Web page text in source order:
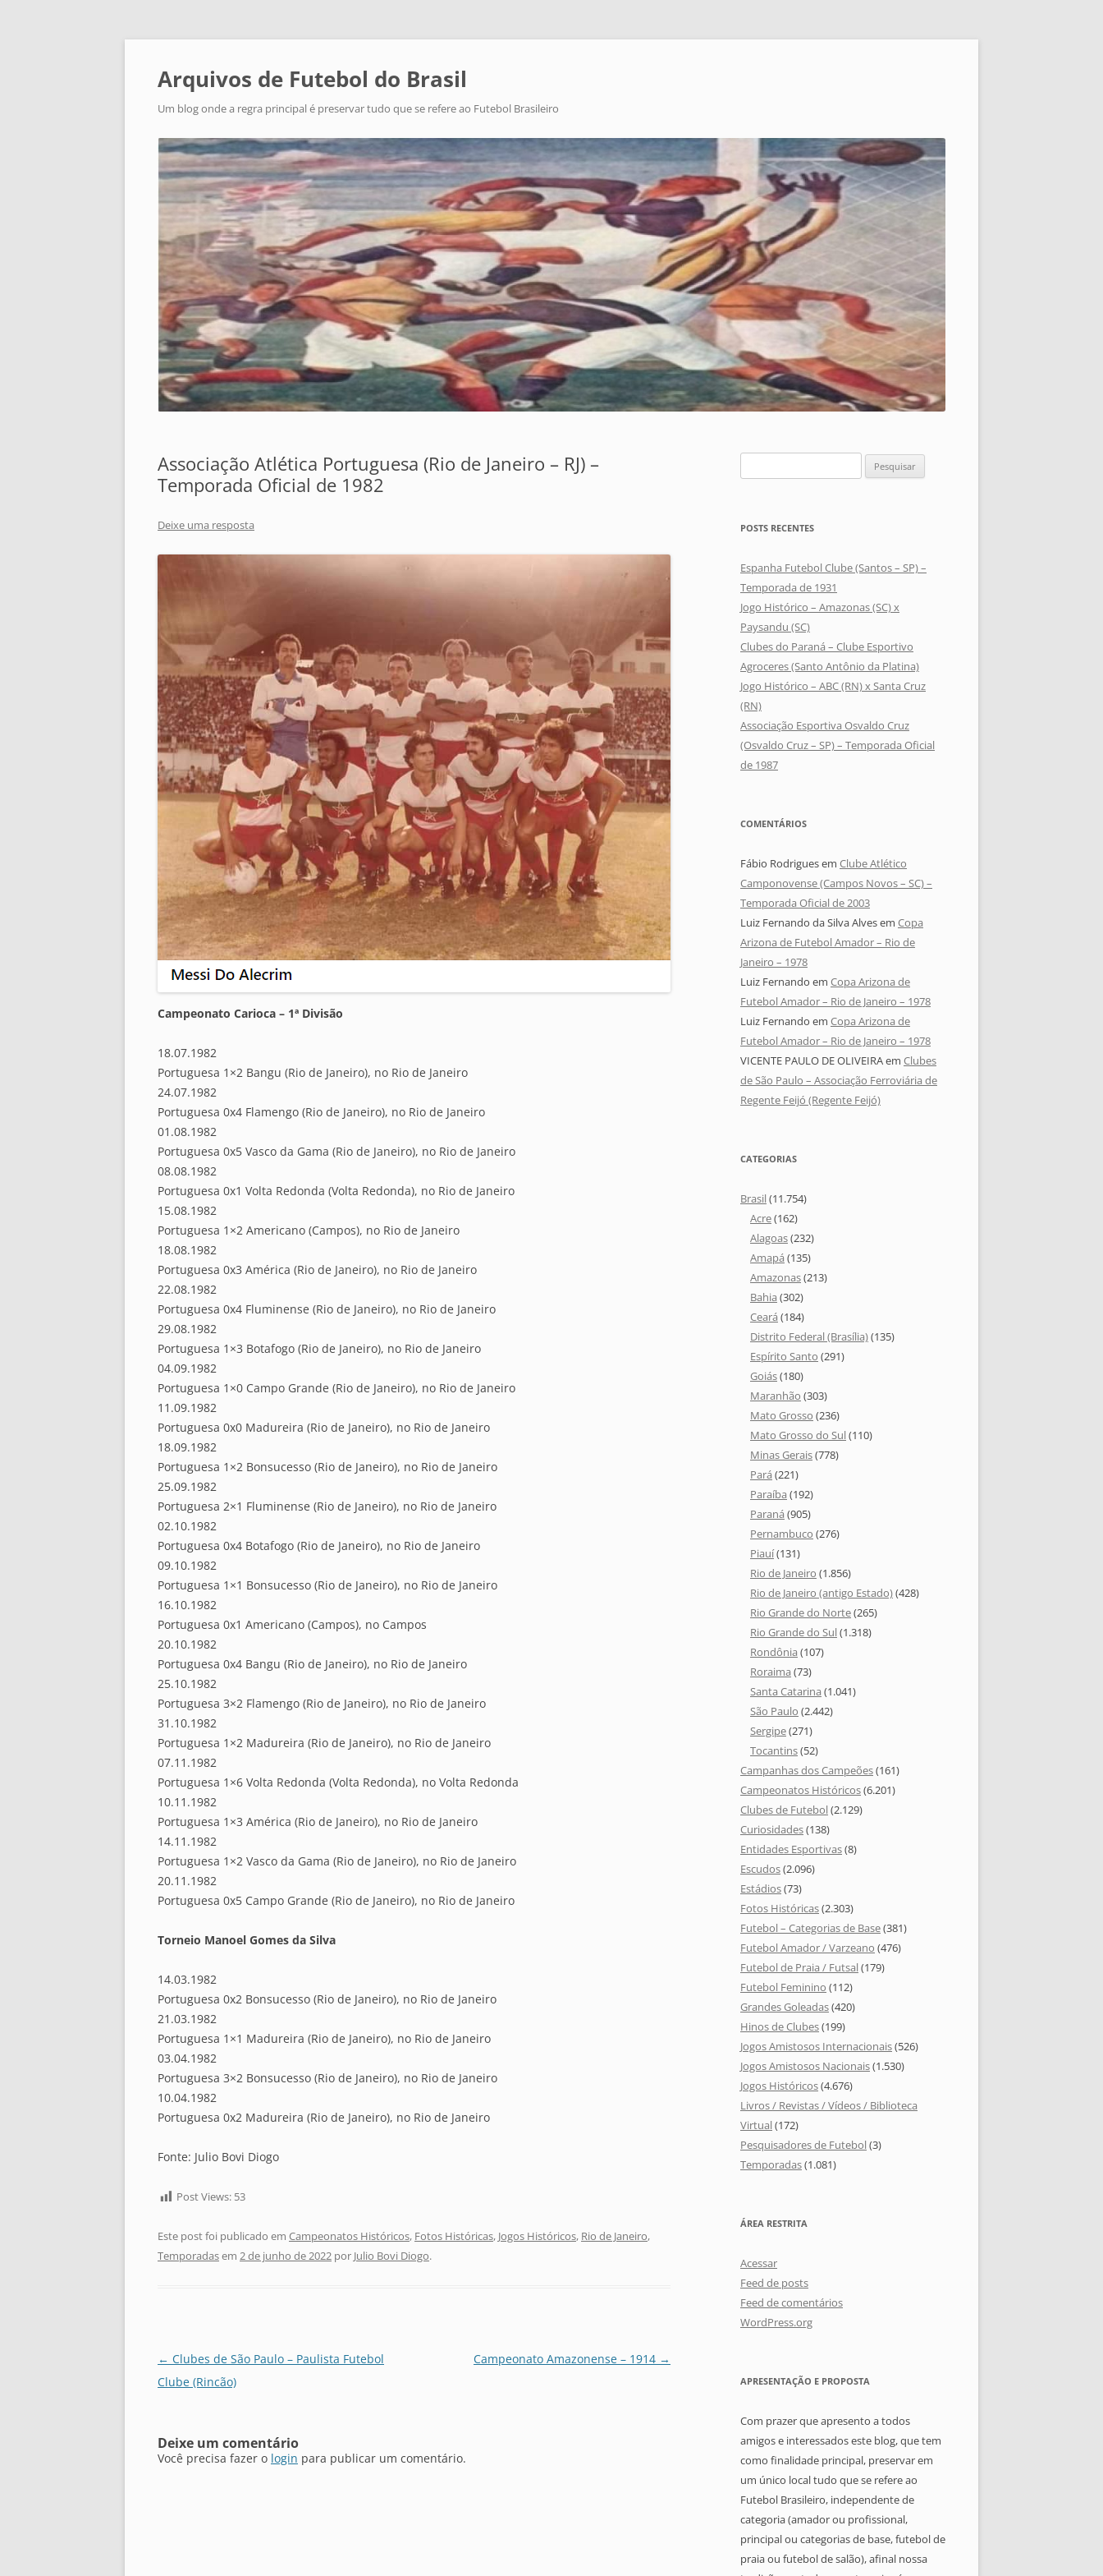
Arquivos de Futebol do Brasil
Um blog onde a regra principal é preservar tudo que se refere ao Futebol Brasileiro
Associação Atlética Portuguesa (Rio de Janeiro – RJ) –
Temporada Oficial de 1982
Deixe uma resposta
Campeonato Carioca – 1ª Divisão
18.07.1982
Portuguesa 1×2 Bangu (Rio de Janeiro), no Rio de Janeiro
24.07.1982
Portuguesa 0x4 Flamengo (Rio de Janeiro), no Rio de Janeiro
01.08.1982
Portuguesa 0x5 Vasco da Gama (Rio de Janeiro), no Rio de Janeiro
08.08.1982
Portuguesa 0x1 Volta Redonda (Volta Redonda), no Rio de Janeiro
15.08.1982
Portuguesa 1×2 Americano (Campos), no Rio de Janeiro
18.08.1982
Portuguesa 0x3 América (Rio de Janeiro), no Rio de Janeiro
22.08.1982
Portuguesa 0x4 Fluminense (Rio de Janeiro), no Rio de Janeiro
29.08.1982
Portuguesa 1×3 Botafogo (Rio de Janeiro), no Rio de Janeiro
04.09.1982
Portuguesa 1×0 Campo Grande (Rio de Janeiro), no Rio de Janeiro
11.09.1982
Portuguesa 0x0 Madureira (Rio de Janeiro), no Rio de Janeiro
18.09.1982
Portuguesa 1×2 Bonsucesso (Rio de Janeiro), no Rio de Janeiro
25.09.1982
Portuguesa 2×1 Fluminense (Rio de Janeiro), no Rio de Janeiro
02.10.1982
Portuguesa 0x4 Botafogo (Rio de Janeiro), no Rio de Janeiro
09.10.1982
Portuguesa 1×1 Bonsucesso (Rio de Janeiro), no Rio de Janeiro
16.10.1982
Portuguesa 0x1 Americano (Campos), no Campos
20.10.1982
Portuguesa 0x4 Bangu (Rio de Janeiro), no Rio de Janeiro
25.10.1982
Portuguesa 3×2 Flamengo (Rio de Janeiro), no Rio de Janeiro
31.10.1982
Portuguesa 1×2 Madureira (Rio de Janeiro), no Rio de Janeiro
07.11.1982
Portuguesa 1×6 Volta Redonda (Volta Redonda), no Volta Redonda
10.11.1982
Portuguesa 1×3 América (Rio de Janeiro), no Rio de Janeiro
14.11.1982
Portuguesa 1×2 Vasco da Gama (Rio de Janeiro), no Rio de Janeiro
20.11.1982
Portuguesa 0x5 Campo Grande (Rio de Janeiro), no Rio de Janeiro
Torneio Manoel Gomes da Silva
14.03.1982
Portuguesa 0x2 Bonsucesso (Rio de Janeiro), no Rio de Janeiro
21.03.1982
Portuguesa 1×1 Madureira (Rio de Janeiro), no Rio de Janeiro
03.04.1982
Portuguesa 3×2 Bonsucesso (Rio de Janeiro), no Rio de Janeiro
10.04.1982
Portuguesa 0x2 Madureira (Rio de Janeiro), no Rio de Janeiro
Fonte: Julio Bovi Diogo
Post Views: 53
Este post foi publicado em Campeonatos Históricos, Fotos Históricas, Jogos Históricos, Rio de Janeiro,
Temporadasem 2 de junho de 2022 por Julio Bovi Diogo.
Navegação
de
← Clubes de São Paulo – Paulista Futebol
Clube (Rincão)
Campeonato Amazonense – 1914 →
Deixe um comentário
Você precisa fazer o login para publicar um comentário.
por:
POSTS RECENTES
Espanha Futebol Clube (Santos – SP) –
Temporada de 1931
Jogo Histórico – Amazonas (SC) x
Paysandu (SC)
Clubes do Paraná – Clube Esportivo
Agroceres (Santo Antônio da Platina)
Jogo Histórico – ABC (RN) x Santa Cruz
(RN)
Associação Esportiva Osvaldo Cruz
(Osvaldo Cruz – SP) – Temporada Oficial
de 1987
COMENTÁRIOS
Fábio Rodriguesem Clube Atlético
Camponovense (Campos Novos – SC) –
Temporada Oficial de 2003
Luiz Fernando da Silva Alvesem Copa
Arizona de Futebol Amador – Rio de
Janeiro – 1978
Luiz Fernando em Copa Arizona de
Futebol Amador – Rio de Janeiro – 1978
Luiz Fernando em Copa Arizona de
Futebol Amador – Rio de Janeiro – 1978
VICENTE PAULO DE OLIVEIRAem Clubes
de São Paulo – Associação Ferroviária de
Regente Feijó (Regente Feijó)
CATEGORIAS
Brasil(11.754)
Acre(162)
Alagoas(232)
Amapá (135)
Amazonas(213)
Bahia (302)
Ceará (184)
Distrito Federal (Brasília)(135)
Espírito Santo (291)
Goiás(180)
Maranhão (303)
Mato Grosso (236)
Mato Grosso do Sul(110)
Minas Gerais(778)
Pará (221)
Paraíba (192)
Paraná (905)
Pernambuco (276)
Piauí(131)
Rio de Janeiro (1.856)
Rio de Janeiro (antigo Estado)(428)
Rio Grande do Norte(265)
Rio Grande do Sul(1.318)
Rondônia (107)
Roraima (73)
Santa Catarina (1.041)
São Paulo (2.442)
Sergipe(271)
Tocantins(52)
Campanhas dos Campeões(161)
Campeonatos Históricos(6.201)
Clubes de Futebol(2.129)
Curiosidades(138)
Entidades Esportivas(8)
Escudos(2.096)
Estádios(73)
Fotos Históricas(2.303)
Futebol – Categorias de Base(381)
Futebol Amador / Varzeano (476)
Futebol de Praia / Futsal(179)
Futebol Feminino (112)
Grandes Goleadas(420)
Hinos de Clubes(199)
Jogos Amistosos Internacionais(526)
Jogos Amistosos Nacionais(1.530)
Jogos Históricos(4.676)
Livros / Revistas / Vídeos / Biblioteca
Virtual(172)
Pesquisadores de Futebol(3)
Temporadas(1.081)
ÁREA RESTRITA
Acessar
Feed de posts
Feed de comentários
WordPress.org
APRESENTAÇÃO E PROPOSTA
Com prazer que apresento a todos
amigos e interessados este blog, que tem
como finalidade principal, preservar em
um único local tudo que se refere ao
Futebol Brasileiro, independente de
categoria (amador ou profissional,
principal ou categorias de base, futebol de
praia ou futebol de salão), afinal nossa